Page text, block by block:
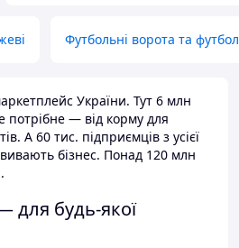
Футбольні ворота та
України. Тут 6 млн
потрібне — від корму для
А 60 тис. підприємців з усієї
бізнес. Понад 120 млн
для будь-якої